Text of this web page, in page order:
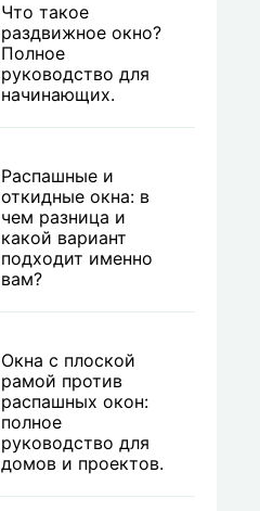
Что такое
раздвижное окно?
Полное
руководство для
начинающих.
Распашные и
откидные окна: в
чем разница и
какой вариант
подходит именно
вам?
Окна с плоской
рамой против
распашных окон:
полное
руководство для
домов и проектов.